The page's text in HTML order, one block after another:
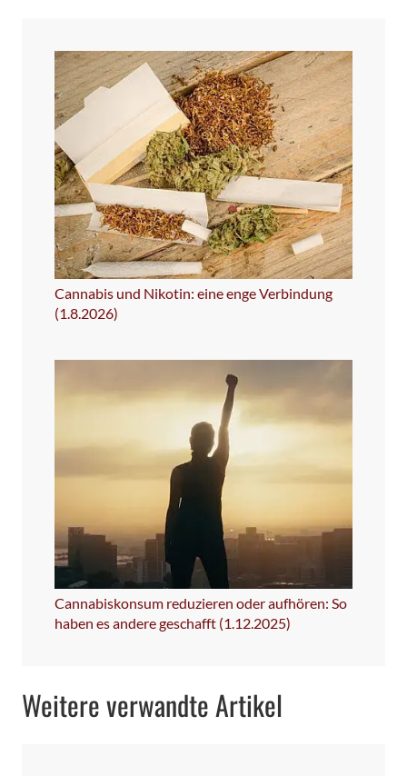
Cannabis und Nikotin: eine enge Verbindung
(1.8.2026)
Cannabiskonsum reduzieren oder aufhören: So
haben es andere geschafft (1.12.2025)
Weitere verwandte Artikel